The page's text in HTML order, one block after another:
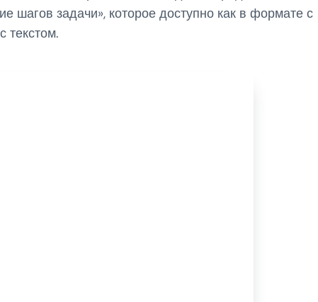
шагов задачи», которое доступно как в формате с
текстом.